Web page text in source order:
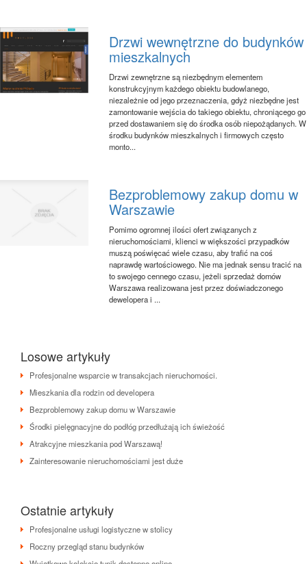
Drzwi wewnętrzne do budynków
mieszkalnych
Drzwi zewnętrzne są niezbędnym elementem
konstrukcyjnym każdego obiektu budowlanego,
niezależnie od jego przeznaczenia, gdyż niezbędne jest
zamontowanie wejścia do takiego obiektu, chroniącego go
przed dostawaniem się do środka osób niepożądanych. W
środku budynków mieszkalnych i firmowych często
monto...
Bezproblemowy zakup domu w
Warszawie
Pomimo ogromnej ilości ofert związanych z
nieruchomościami, klienci w większości przypadków
muszą poświęcać wiele czasu, aby trafić na coś
naprawdę wartościowego. Nie ma jednak sensu tracić na
to swojego cennego czasu, jeżeli sprzedaż domów
Warszawa realizowana jest przez doświadczonego
dewelopera i ...
Losowe artykuły
Profesjonalne wsparcie w transakcjach nieruchomości.
Mieszkania dla rodzin od developera
Bezproblemowy zakup domu w Warszawie
Środki pielęgnacyjne do podłóg przedłużają ich świeżość
Atrakcyjne mieszkania pod Warszawą!
Zainteresowanie nieruchomościami jest duże
Ostatnie artykuły
Profesjonalne usługi logistyczne w stolicy
Roczny przegląd stanu budynków